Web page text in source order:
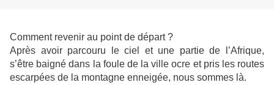
Comment revenir au point de départ ?
Après avoir parcouru le ciel et une partie de l’Afrique,
s’être baigné dans la foule de la ville ocre et pris les routes
escarpées de la montagne enneigée, nous sommes là.